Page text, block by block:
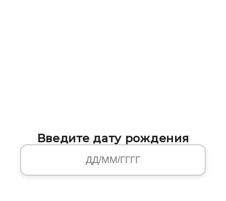
Введите дату рождения